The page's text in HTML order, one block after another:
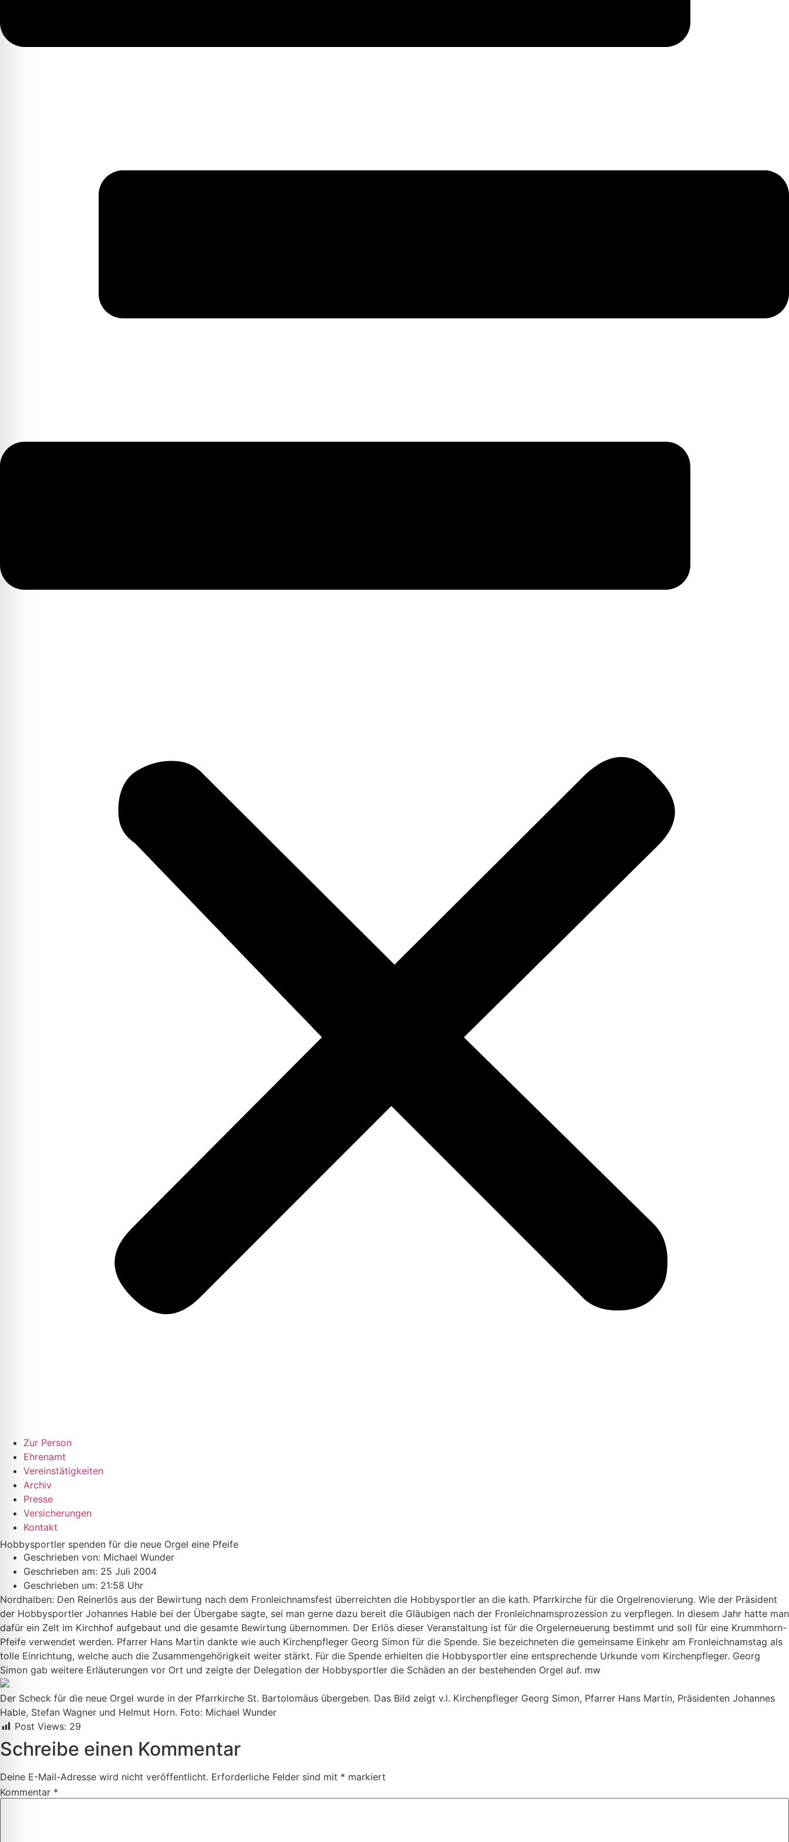
Zur Person
Ehrenamt
Vereinstätigkeiten
Archiv
Presse
Versicherungen
Kontakt
Hobbysportler spenden für die neue Orgel eine Pfeife
Geschrieben von: Michael Wunder
Geschrieben am: 25 Juli 2004
Geschrieben um: 21:58 Uhr
Nordhalben: Den Reinerlös aus der Bewirtung nach dem Fronleichnamsfest überreichten die Hobbysportler an die kath. Pfarrkirche für die Orgelrenovierung. Wie der Präsident
der Hobbysportler Johannes Hable bei der Übergabe sagte, sei man gerne dazu bereit die Gläubigen nach der Fronleichnamsprozession zu verpflegen. In diesem Jahr hatte man
dafür ein Zelt im Kirchhof aufgebaut und die gesamte Bewirtung übernommen. Der Erlös dieser Veranstaltung ist für die Orgelerneuerung bestimmt und soll für eine Krummhorn-
Pfeife verwendet werden. Pfarrer Hans Martin dankte wie auch Kirchenpfleger Georg Simon für die Spende. Sie bezeichneten die gemeinsame Einkehr am Fronleichnamstag als
tolle Einrichtung, welche auch die Zusammengehörigkeit weiter stärkt. Für die Spende erhielten die Hobbysportler eine entsprechende Urkunde vom Kirchenpfleger. Georg
Simon gab weitere Erläuterungen vor Ort und zeigte der Delegation der Hobbysportler die Schäden an der bestehenden Orgel auf. mw
Der Scheck für die neue Orgel wurde in der Pfarrkirche St. Bartolomäus übergeben. Das Bild zeigt v.l. Kirchenpfleger Georg Simon, Pfarrer Hans Martin, Präsidenten Johannes
Hable, Stefan Wagner und Helmut Horn. Foto: Michael Wunder
Post Views: 29
Schreibe einen Kommentar
Deine E-Mail-Adresse wird nicht veröffentlicht. Erforderliche Felder sind mit * markiert
Kommentar *